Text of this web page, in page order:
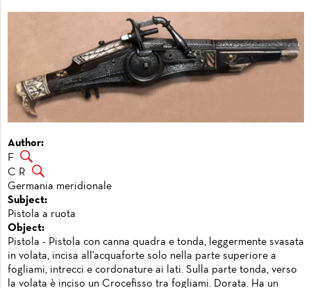
Author:
F
C R
Germania meridionale
Subject:
Pistola a ruota
Object:
Pistola - Pistola con canna quadra e tonda, leggermente svasata
in volata, incisa all'acquaforte solo nella parte superiore a
fogliami, intrecci e cordonature ai lati. Sulla parte tonda, verso
la volata è inciso un Crocefisso tra fogliami. Dorata. Ha un